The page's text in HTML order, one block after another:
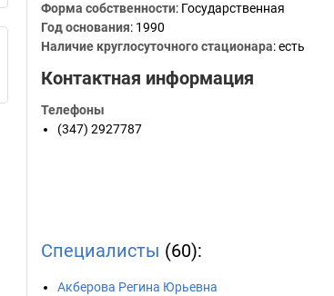
Форма собственности: Государственная
Год основания: 1990
Наличие круглосуточного стационара: есть
Контактная информация
Телефоны
(347) 2927787
Специалисты (60):
Акберова Регина Юрьевна